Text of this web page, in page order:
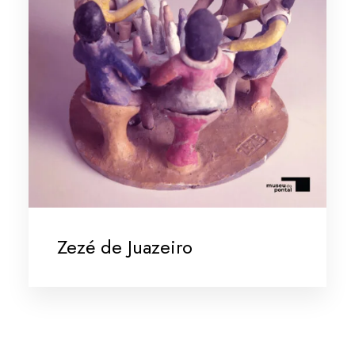
Zezé de Juazeiro